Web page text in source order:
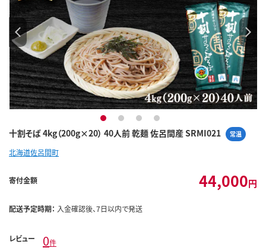
十割そば 4kg（200g×20） 40人前 乾麺 佐呂間産 SRMI021 常温
1 2 3 4
北海道佐呂間町
寄付金額 44,000円
配送予定時期： 入金確認後、7日以内で発送
レビュー 0件